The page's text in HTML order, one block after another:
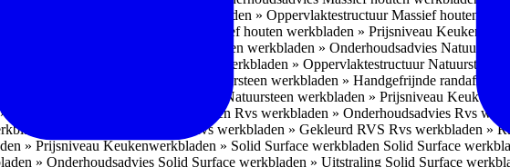
» Gewicht Massief houten werkbladen » OppervlaktestructuurMassief houten
werkbladen » Bijzonderheden Massief houten werkbladen » Prijsniveau
werkbladen » Nadelen Natuursteen werkbladen » Onderhoudsadvies
werkbladen » Gewicht Natuursteen werkbladen » OppervlaktestructuurNatuursteen
gefrijnde randafwerking Natuursteen werkbladen » Handgefrijnde
» Inbouwmogelijkheid spoelbak Natuursteen werkbladen » Prijsniveau
Voordelen Rvs werkbladen » Nadelen Rvs werkbladen » Onderhoudsadvies Rvs
» Oppervlaktestructuur Rvs werkbladen » Gekleurd RVS Rvs werkbladen »
» PrijsniveauKeukenwerkbladen » Solid Surface werkbladen Solid Surface
» Onderhoudsadvies Solid Surface werkbladen » Uitstraling Solid Surface